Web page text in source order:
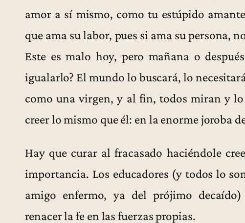
amor a sí mismo, como tu estúpido
que ama su labor, pues si ama su persona,
Este es malo hoy, pero mañana o
igualarlo? El mundo lo buscará, lo
como una virgen, y al fin, todos miran y
creer lo mismo que él: en la enorme joroba
Hay que curar al fracasado haciéndole
importancia. Los educadores (y todos lo
amigo enfermo, ya del prójimo
renacer la fe en las fuerzas propias.